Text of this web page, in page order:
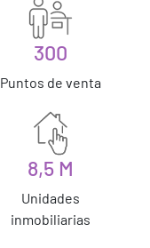
300
Puntos de venta
8,5 M
Unidades
inmobiliarias